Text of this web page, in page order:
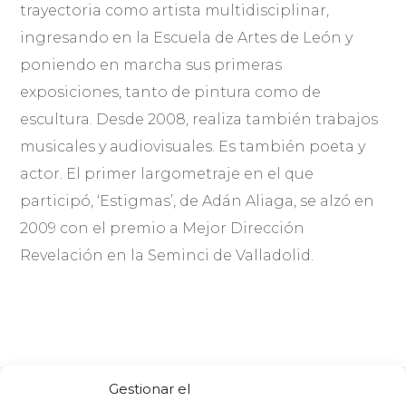
Gestionar el
trayectoria como artista multidisciplinar,
ingresando en la Escuela de Artes de León y
poniendo en marcha sus primeras
exposiciones, tanto de pintura como de
escultura. Desde 2008, realiza también trabajos
musicales y audiovisuales. Es también poeta y
actor. El primer largometraje en el que
participó, ‘Estigmas’, de Adán Aliaga, se alzó en
2009 con el premio a Mejor Dirección
Revelación en la Seminci de Valladolid.